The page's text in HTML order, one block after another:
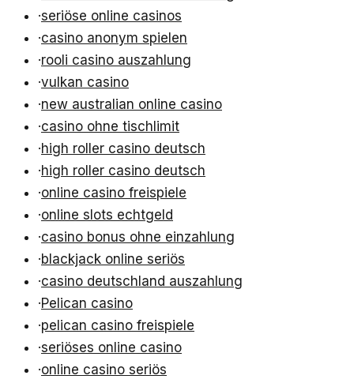
·seriöse online casinos
·casino anonym spielen
·rooli casino auszahlung
·vulkan casino
·new australian online casino
·casino ohne tischlimit
·high roller casino deutsch
·high roller casino deutsch
·online casino freispiele
·online slots echtgeld
·casino bonus ohne einzahlung
·blackjack online seriös
·casino deutschland auszahlung
·Pelican casino
·pelican casino freispiele
·seriöses online casino
·online casino seriös